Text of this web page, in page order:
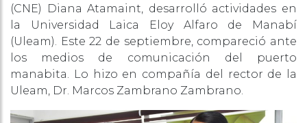
(CNE) Diana Atamaint, desarrolló actividades en
la Universidad Laica Eloy Alfaro de Manabí
(Uleam). Este 22 de septiembre, compareció ante
los medios de comunicación del puerto
manabita. Lo hizo en compañía del rector de la
Uleam, Dr. Marcos Zambrano Zambrano.